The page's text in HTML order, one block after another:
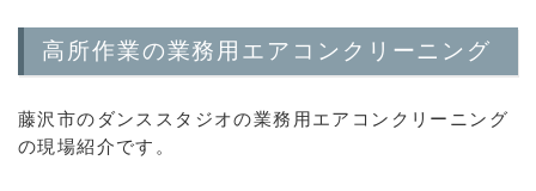
高所作業の業務用エアコンクリーニング
藤沢市のダンススタジオの業務用エアコンクリーニング
の現場紹介です。